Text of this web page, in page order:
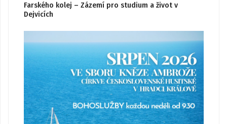
Farského kolej – Zázemí pro studium a život v
Dejvicích